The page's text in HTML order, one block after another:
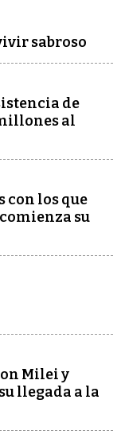
sabroso
de
al
con los que
su
Milei y
llegada a la